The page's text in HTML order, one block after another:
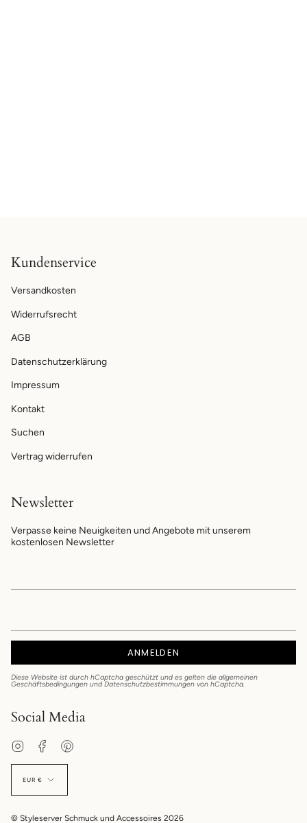
Kundenservice
Versandkosten
Widerrufsrecht
AGB
Datenschutzerklärung
Impressum
Kontakt
Suchen
Vertrag widerrufen
Newsletter
Verpasse keine Neuigkeiten und Angebote mit unserem
kostenlosen Newsletter
ANMELDEN
Diese Website ist durch hCaptcha geschützt und es gelten die allgemeinen
Geschäftsbedingungen und Datenschutzbestimmungen von hCaptcha.
Social Media
InstagramFacebook
EUR €
© Styleserver Schmuck und Accessoires 2026